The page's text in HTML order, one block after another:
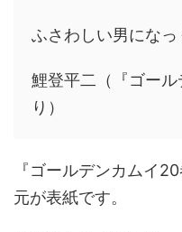
ふさわしい男になっ
鯉登平二（『ゴー
り）
『ゴールデンカムイ
元が表紙です。